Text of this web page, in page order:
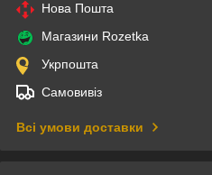
Нова Пошта
Магазини Rozetka
Укрпошта
Самовивіз
Всі умови доставки